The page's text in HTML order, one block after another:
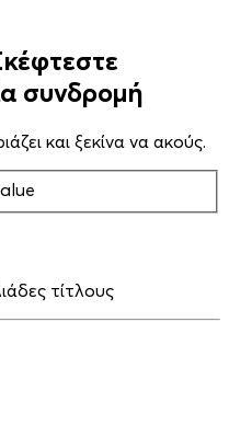
συνδρομή
και ξεκίνα να ακούς.
τίτλους